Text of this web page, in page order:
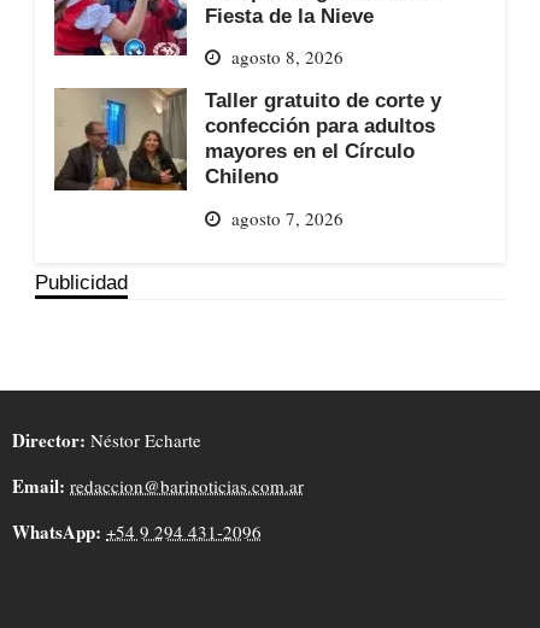
Fiesta de la Nieve
agosto 8, 2026
Taller gratuito de corte y
confección para adultos
mayores en el Círculo
Chileno
agosto 7, 2026
Publicidad
Director: Néstor Echarte
Email: redaccion@barinoticias.com.ar
WhatsApp: +54 9 294 431-2096